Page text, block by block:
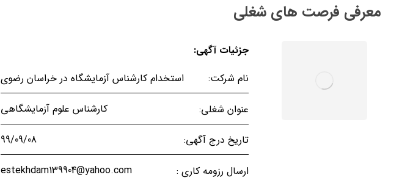
معرفی فرصت های شغلی
جزئیات آگهی:
نام شرکت:
استخدام کارشناس آزمایشگاه در خراسان رضوی
عنوان شغلی: کارشناس علوم آزمایشگاهی
تاریخ درج آگهی: 99/09/08
ارسال رزومه کاری : estekhdam139904@yahoo.com